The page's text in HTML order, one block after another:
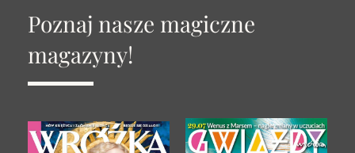
Poznaj nasze magiczne
magazyny!